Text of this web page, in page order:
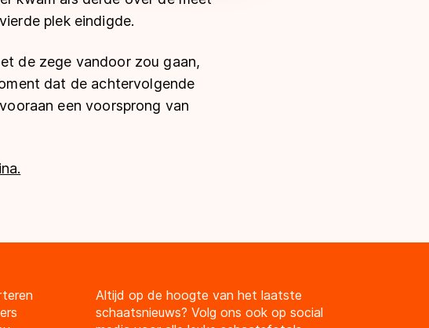
plek eindigde.
de zege vandoor zou gaan,
dat de achtervolgende
een voorsprong van
Altijd op de hoogte van het laatste
schaatsnieuws? Volg ons ook op social